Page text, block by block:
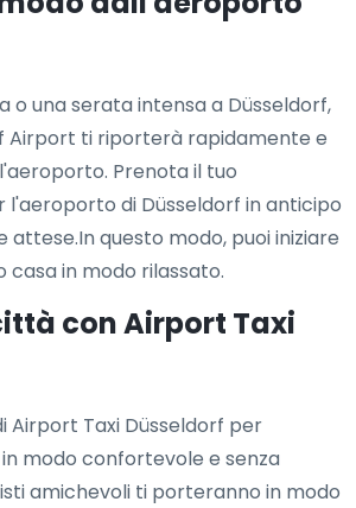
o una serata intensa a Düsseldorf,
Airport ti riporterà rapidamente e
Prenota il tuo
di Düsseldorf in anticipo
attese.In questo modo, puoi iniziare
casa in modo rilassato.
con Airport Taxi
Airport Taxi Düsseldorf per
modo confortevole e senza
amichevoli ti porteranno in modo